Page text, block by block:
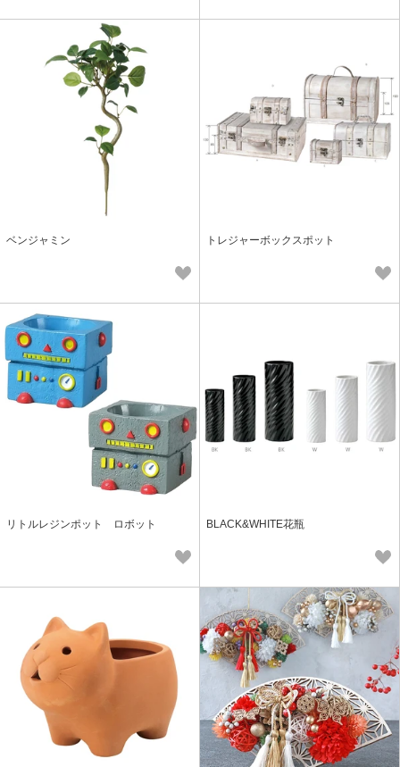
ベンジャミン トレジャーボックスポット
リトルレジンポット ロボット BLACK&WHITE花瓶